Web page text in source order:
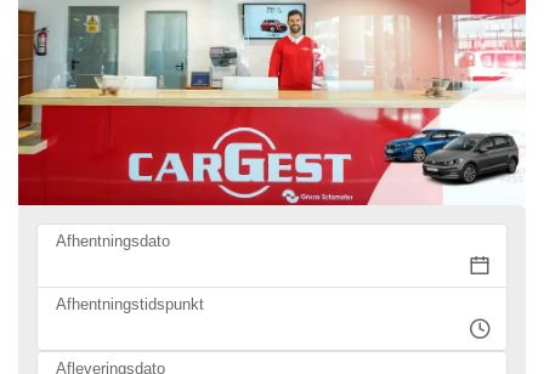
Afhentningsdato
Afhentningstidspunkt
Afleveringsdato